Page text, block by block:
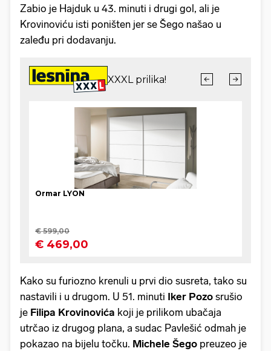
Zabio je Hajduk u 43. minuti i drugi gol, ali je
Krovinoviću isti poništen jer se Šego našao u
zaleđu pri dodavanju.
Kako su furiozno krenuli u prvi dio susreta, tako su
nastavili i u drugom. U 51. minuti Iker Pozo srušio
je Filipa Krovinovića koji je prilikom ubačaja
utrčao iz drugog plana, a sudac Pavlešić odmah je
pokazao na bijelu točku. Michele Šego preuzeo je